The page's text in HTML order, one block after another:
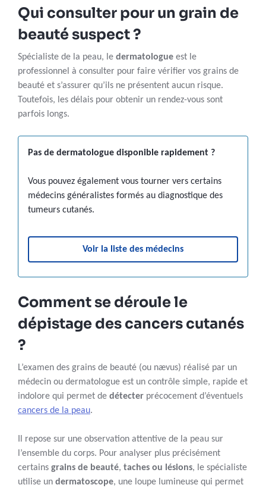
Qui consulter pour un grain de
beauté suspect ?
Spécialiste de la peau, le dermatologue est le
professionnel à consulter pour faire vérifier vos grains de
beauté et s’assurer qu’ils ne présentent aucun risque.
Toutefois, les délais pour obtenir un rendez-vous sont
parfois longs.
Pas de dermatologue disponible rapidement ?
Vous pouvez également vous tourner vers certains
médecins généralistes formés au diagnostique des
tumeurs cutanés.
Voir la liste des médecins
Comment se déroule le
dépistage des cancers cutanés
?
L’examen des grains de beauté (ou nævus) réalisé par un
médecin ou dermatologue est un contrôle simple, rapide et
indolore qui permet de détecter précocement d’éventuels
cancers de la peau.
Il repose sur une observation attentive de la peau sur
l’ensemble du corps. Pour analyser plus précisément
certains grains de beauté, taches ou lésions, le spécialiste
utilise un dermatoscope, une loupe lumineuse qui permet